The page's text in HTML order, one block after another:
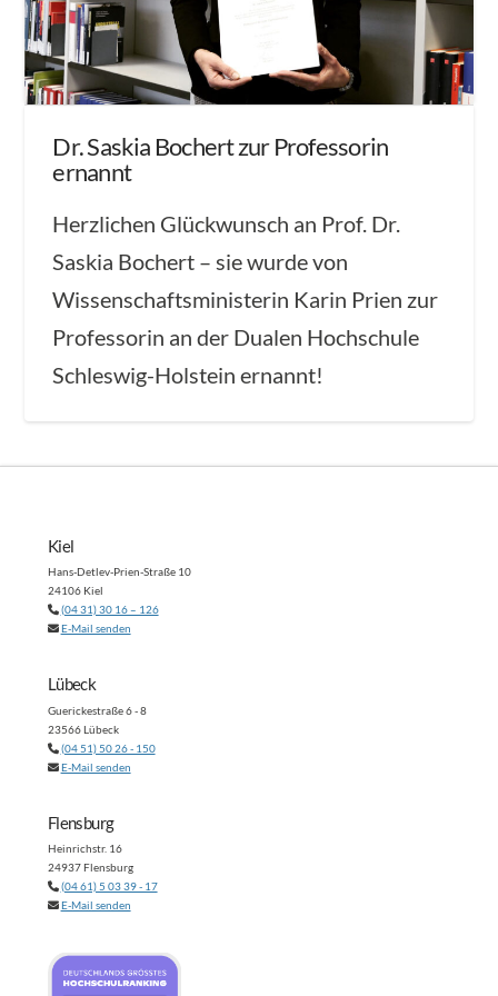
Dr. Saskia Bochert zur Professorin
ernannt
Herzlichen Glückwunsch an Prof. Dr.
Saskia Bochert – sie wurde von
Wissenschaftsministerin Karin Prien zur
Professorin an der Dualen Hochschule
Schleswig-Holstein ernannt!
Kiel
Hans-Detlev-Prien-Straße 10
24106 Kiel
(04 31) 30 16 – 126
E-Mail senden
Lübeck
Guerickestraße 6 - 8
23566 Lübeck
(04 51) 50 26 - 150
E-Mail senden
Flensburg
Heinrichstr. 16
24937 Flensburg
(04 61) 5 03 39 - 17
E-Mail senden